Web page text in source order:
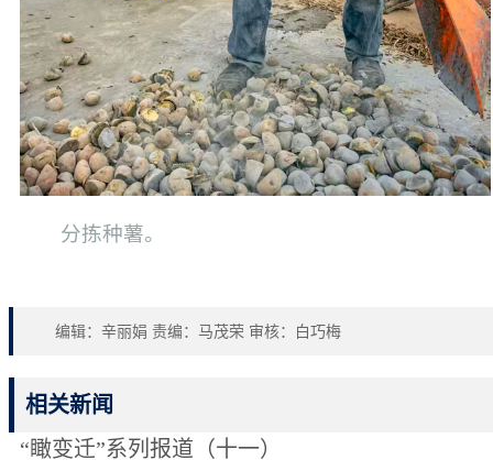
分拣种薯。
编辑：辛丽娟 责编：马茂荣 审核：白巧梅
相关新闻
“瞰变迁”系列报道（十一）